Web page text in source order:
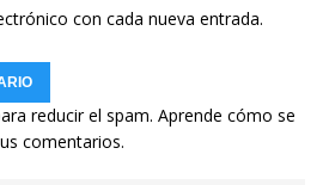
con cada nueva entrada.
reducir el spam. Aprende cómo se
comentarios.